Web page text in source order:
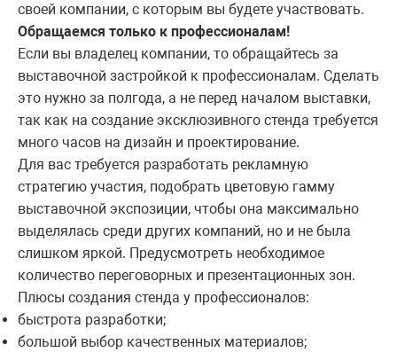
своей компании, с которым вы будете участвовать.
Обращаемся только к профессионалам!
Если вы владелец компании, то обращайтесь за
выставочной застройкой к профессионалам. Сделать
это нужно за полгода, а не перед началом выставки,
так как на создание эксклюзивного стенда требуется
много часов на дизайн и проектирование.
Для вас требуется разработать рекламную
стратегию участия, подобрать цветовую гамму
выставочной экспозиции, чтобы она максимально
выделялась среди других компаний, но и не была
слишком яркой. Предусмотреть необходимое
количество переговорных и презентационных зон.
Плюсы создания стенда у профессионалов:
быстрота разработки;
большой выбор качественных материалов;